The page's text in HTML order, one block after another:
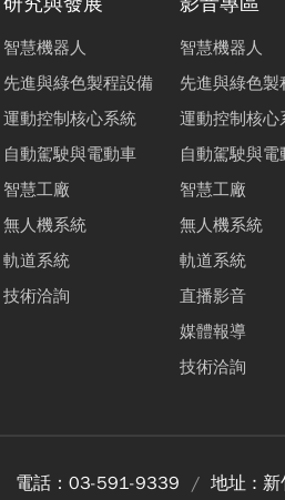
智慧機器人
先進與綠色製程設備
運動控制核心系統
自動駕駛與電動車
智慧工廠
無人機系統
軌道系統
技術洽詢
智慧機器人
先進與綠色製
運動控制核心
自動駕駛與電
智慧工廠
無人機系統
軌道系統
直播影音
媒體報導
技術洽詢
電話： 03-591-9339 地址 : 新